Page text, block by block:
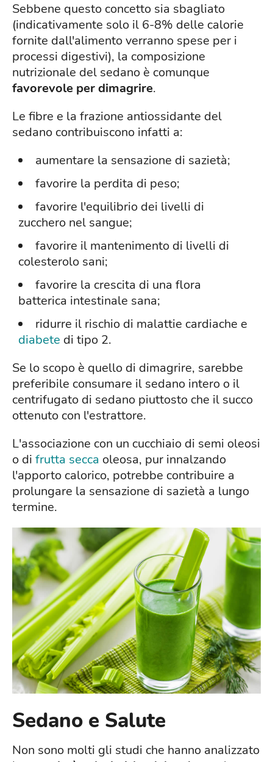
Sebbene questo concetto sia sbagliato
(indicativamente solo il 6-8% delle calorie
fornite dall'alimento verranno spese per i
processi digestivi), la composizione
nutrizionale del sedano è comunque
favorevole per dimagrire.
Le fibre e la frazione antiossidante del
sedano contribuiscono infatti a:
aumentare la sensazione di sazietà;
favorire la perdita di peso;
favorire l'equilibrio dei livelli di
zucchero nel sangue;
favorire il mantenimento di livelli di
colesterolo sani;
favorire la crescita di una flora
batterica intestinale sana;
ridurre il rischio di malattie cardiache e
diabete di tipo 2.
Se lo scopo è quello di dimagrire, sarebbe
preferibile consumare il sedano intero o il
centrifugato di sedano piuttosto che il succo
ottenuto con l'estrattore.
L'associazione con un cucchiaio di semi oleosi
o di frutta secca oleosa, pur innalzando
l'apporto calorico, potrebbe contribuire a
prolungare la sensazione di sazietà a lungo
termine.
Sedano e Salute
Non sono molti gli studi che hanno analizzato